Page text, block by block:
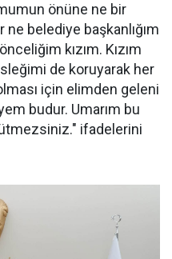
önüne ne bir
belediye başkanlığım
kızım. Kızım
de koruyarak her
için elimden geleni
budur. Umarım bu
ifadelerini